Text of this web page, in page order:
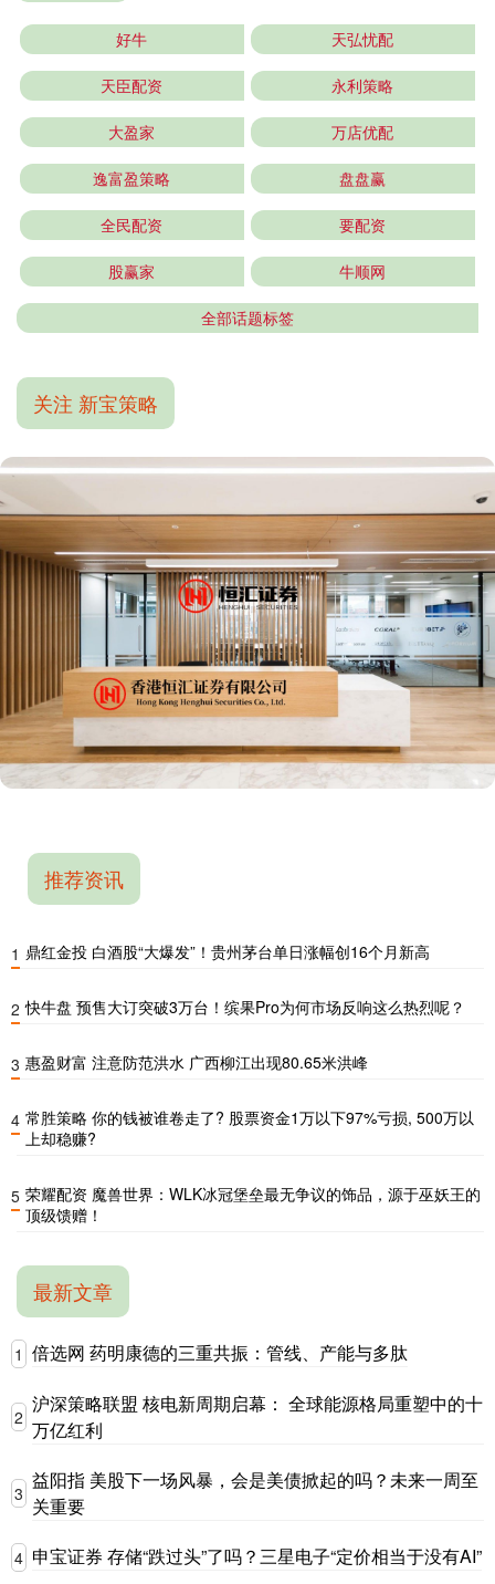
好牛 天弘忧配
天臣配资 永利策略
大盈家 万店优配
逸富盈策略 盘盘赢
全民配资 要配资
股赢家 牛顺网
全部话题标签
关注 新宝策略
推荐资讯
1 鼎红金投 白酒股“大爆发”！贵州茅台单日涨幅创16个月新高
2 快牛盘 预售大订突破3万台！缤果Pro为何市场反响这么热烈呢？
3 惠盈财富 注意防范洪水 广西柳江出现80.65米洪峰
4 常胜策略 你的钱被谁卷走了? 股票资金1万以下97%亏损, 500万以
上却稳赚?
5 荣耀配资 魔兽世界：WLK冰冠堡垒最无争议的饰品，源于巫妖王的
顶级馈赠！
最新文章
1 倍选网 药明康德的三重共振：管线、产能与多肽
2
沪深策略联盟 核电新周期启幕： 全球能源格局重塑中的十
万亿红利
3
益阳指 美股下一场风暴，会是美债掀起的吗？未来一周至
关重要
4 申宝证券 存储“跌过头”了吗？三星电子“定价相当于没有AI”